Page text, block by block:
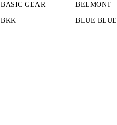
BASIC GEAR BELMONT
BKK BLUE BLUE